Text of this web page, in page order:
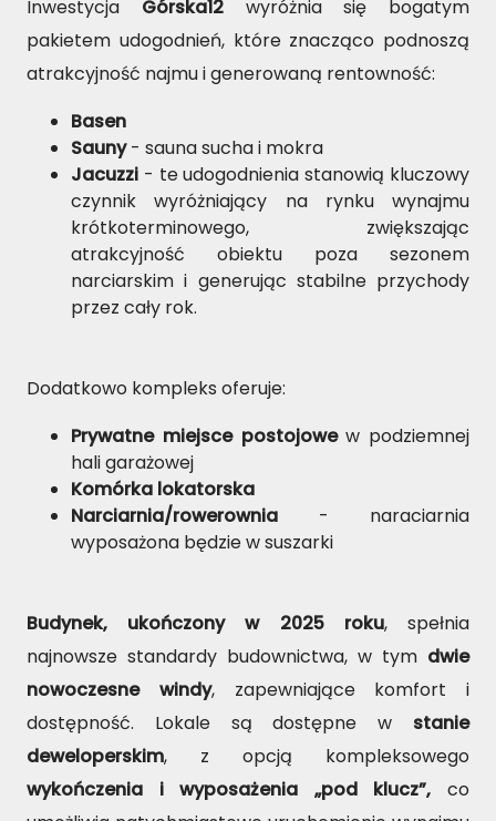
Inwestycja Górska12 wyróżnia się bogatym
pakietem udogodnień, które znacząco podnoszą
atrakcyjność najmu i generowaną rentowność:
Basen
Sauny- sauna sucha i mokra
Jacuzzi - te udogodnienia stanowią kluczowy
czynnik wyróżniający na rynku wynajmu
krótkoterminowego, zwiększając
atrakcyjność obiektu poza sezonem
narciarskim i generując stabilne przychody
przez cały rok.
Dodatkowo kompleks oferuje:
Prywatne miejsce postojowew podziemnej
hali garażowej
Komórka lokatorska
Narciarnia/rowerownia - naraciarnia
wyposażona będzie w suszarki
Budynek, ukończony w 2025 roku, spełnia
najnowsze standardy budownictwa, w tym dwie
nowoczesne windy, zapewniające komfort i
dostępność. Lokale są dostępne w stanie
deweloperskim, z opcją kompleksowego
wykończenia i wyposażenia „pod klucz”, co